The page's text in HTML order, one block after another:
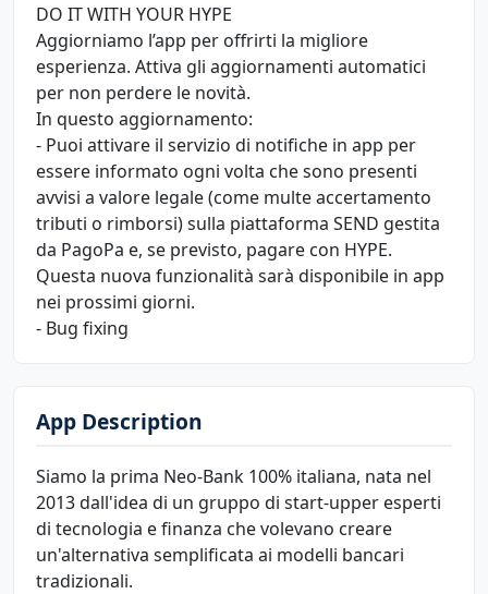
DO IT WITH YOUR HYPE
Aggiorniamo l’app per offrirti la migliore
esperienza. Attiva gli aggiornamenti automatici
per non perdere le novità.
In questo aggiornamento:
- Puoi attivare il servizio di notifiche in app per
essere informato ogni volta che sono presenti
avvisi a valore legale (come multe accertamento
tributi o rimborsi) sulla piattaforma SEND gestita
da PagoPa e, se previsto, pagare con HYPE.
Questa nuova funzionalità sarà disponibile in app
nei prossimi giorni.
- Bug fixing
App Description
Siamo la prima Neo-Bank 100% italiana, nata nel
2013 dall'idea di un gruppo di start-upper esperti
di tecnologia e finanza che volevano creare
un'alternativa semplificata ai modelli bancari
tradizionali.